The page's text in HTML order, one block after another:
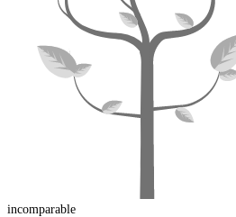
incomparable